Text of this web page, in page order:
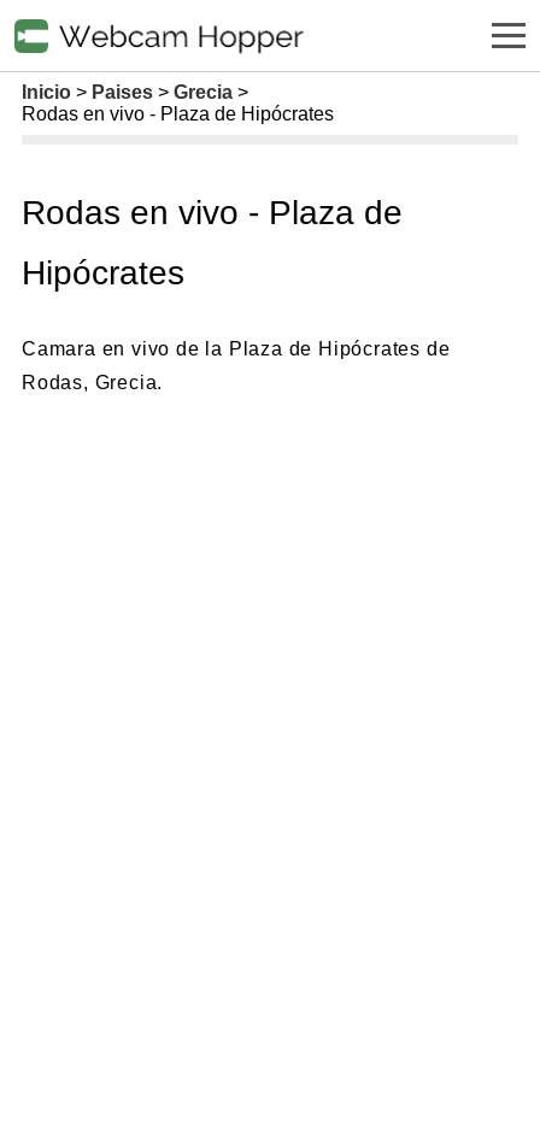
Inicio Paises
Grecia
Rodas en vivo - Plaza de Hipócrates
Rodas en vivo - Plaza de
Hipócrates
Camara en vivo de la Plaza de Hipócrates de
Rodas, Grecia.